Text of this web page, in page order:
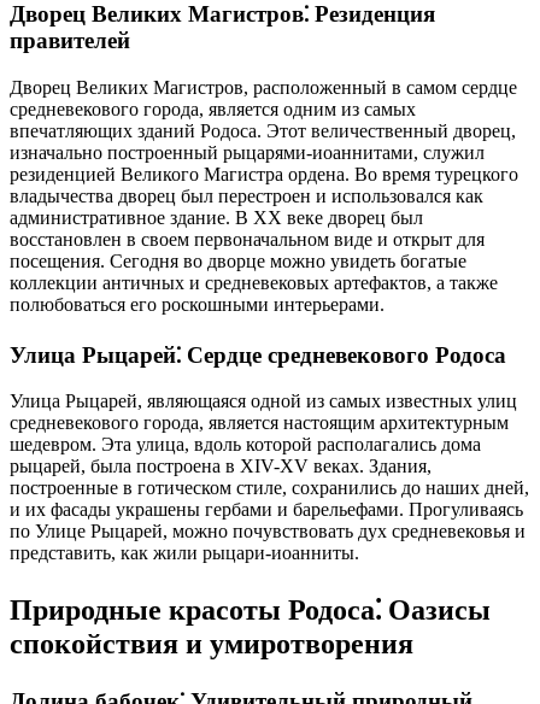
Дворец Великих Магистров⁚ Резиденция
правителей
Дворец Великих Магистров, расположенный в самом сердце
средневекового города, является одним из самых
впечатляющих зданий Родоса. Этот величественный дворец,
изначально построенный рыцарями-иоаннитами, служил
резиденцией Великого Магистра ордена. Во время турецкого
владычества дворец был перестроен и использовался как
административное здание. В XX веке дворец был
восстановлен в своем первоначальном виде и открыт для
посещения. Сегодня во дворце можно увидеть богатые
коллекции античных и средневековых артефактов, а также
полюбоваться его роскошными интерьерами.
Улица Рыцарей⁚ Сердце средневекового Родоса
Улица Рыцарей, являющаяся одной из самых известных улиц
средневекового города, является настоящим архитектурным
шедевром. Эта улица, вдоль которой располагались дома
рыцарей, была построена в XIV-XV веках. Здания,
построенные в готическом стиле, сохранились до наших дней,
и их фасады украшены гербами и барельефами. Прогуливаясь
по Улице Рыцарей, можно почувствовать дух средневековья и
представить, как жили рыцари-иоанниты.
Природные красоты Родоса⁚ Оазисы
спокойствия и умиротворения